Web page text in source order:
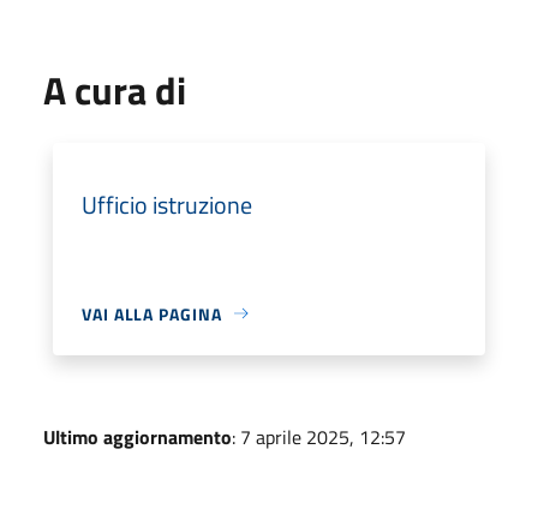
A cura di
Ufficio istruzione
VAI ALLA PAGINA
Ultimo aggiornamento: 7 aprile 2025, 12:57